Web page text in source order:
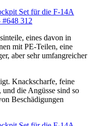
eines davon in
mit PE-Teilen, eine
aber sehr umfangreicher
Knackscharfe, feine
die Angüsse sind so
Beschädigungen